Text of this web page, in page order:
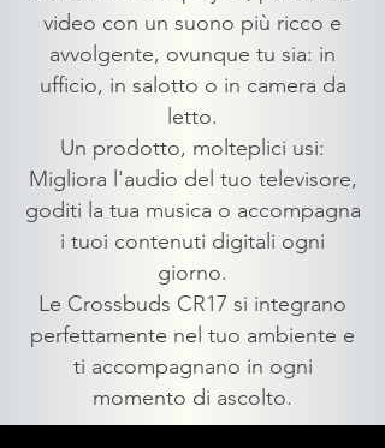
video con un suono più ricco e
avvolgente, ovunque tu sia: in
ufficio, in salotto o in camera da
letto.
Un prodotto, molteplici usi:
Migliora l'audio del tuo televisore,
goditi la tua musica o accompagna
i tuoi contenuti digitali ogni
giorno.
Le Crossbuds CR17 si integrano
perfettamente nel tuo ambiente e
ti accompagnano in ogni
momento di ascolto.